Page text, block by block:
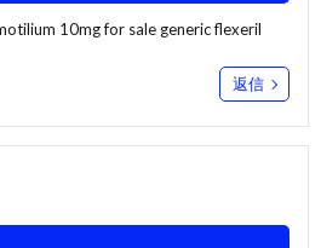
10mg for sale generic flexeril
返信